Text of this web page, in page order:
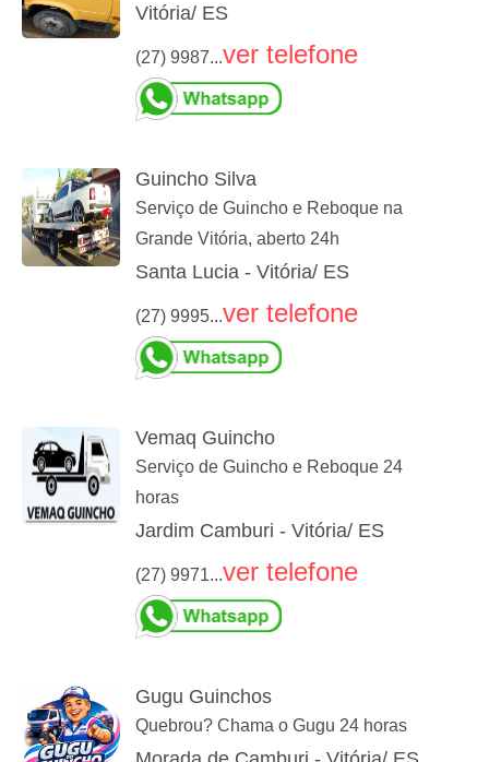
Vitória/ ES
(27) 9987...ver telefone
Guincho Silva
Serviço de Guincho e Reboque na
Grande Vitória, aberto 24h
Santa Lucia - Vitória/ ES
(27) 9995...ver telefone
Vemaq Guincho
Serviço de Guincho e Reboque 24
horas
Jardim Camburi - Vitória/ ES
(27) 9971...ver telefone
Gugu Guinchos
Quebrou? Chama o Gugu 24 horas